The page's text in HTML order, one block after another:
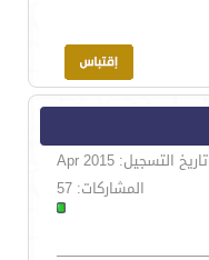
تاريخ التسجيل: Apr 2015
المشاركات: 57